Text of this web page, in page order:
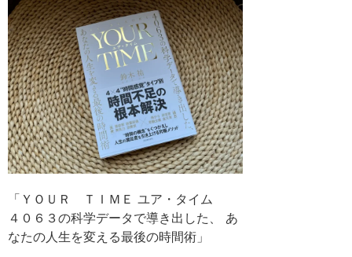
「ＹＯＵＲ ＴＩＭＥ ユア・タイム
４０６３の科学データで導き出した、 あ
なたの人生を変える最後の時間術」